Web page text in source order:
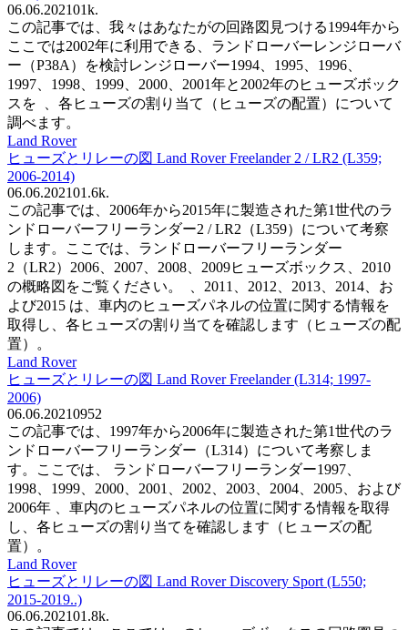
06.06.202101k.
この記事では、我々はあなたがの回路図見つける1994年から
ここでは2002年に利用できる、ランドローバーレンジローバ
ー（P38A）を検討レンジローバー1994、1995、1996、
1997、1998、1999、2000、2001年と2002年のヒューズボック
スを 、各ヒューズの割り当て（ヒューズの配置）について
調べます。
Land Rover
ヒューズとリレーの図 Land Rover Freelander 2 / LR2 (L359;
2006-2014)
06.06.202101.6k.
この記事では、2006年から2015年に製造された第1世代のラ
ンドローバーフリーランダー2 / LR2（L359）について考察
します。ここでは、ランドローバーフリーランダー
2（LR2）2006、2007、2008、2009ヒューズボックス、2010
の概略図をご覧ください。 、2011、2012、2013、2014、お
よび2015 は、車内のヒューズパネルの位置に関する情報を
取得し、各ヒューズの割り当てを確認します（ヒューズの配
置）。
Land Rover
ヒューズとリレーの図 Land Rover Freelander (L314; 1997-
2006)
06.06.20210952
この記事では、1997年から2006年に製造された第1世代のラ
ンドローバーフリーランダー（L314）について考察しま
す。ここでは、 ランドローバーフリーランダー1997、
1998、1999、2000、2001、2002、2003、2004、2005、および
2006年 、車内のヒューズパネルの位置に関する情報を取得
し、各ヒューズの割り当てを確認します（ヒューズの配
置）。
Land Rover
ヒューズとリレーの図 Land Rover Discovery Sport (L550;
2015-2019..)
06.06.202101.8k.